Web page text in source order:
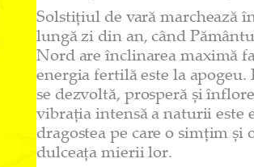
Solstițiul de vară marchează
lungă zi din an, când
Nord are înclinarea maximă
energia fertilă este la apogeu.
se dezvoltă, prosperă și
vibrația intensă a naturii
dragostea pe care o simțim
dulceața mierii lor.